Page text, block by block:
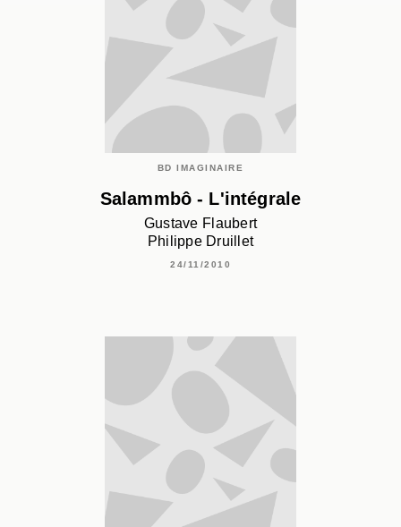
BD IMAGINAIRE
Salammbô - L'intégrale
Gustave Flaubert
Philippe Druillet
24/11/2010